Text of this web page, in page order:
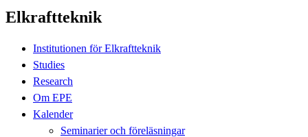
Elkraftteknik
Institutionen för Elkraftteknik
Studies
Research
Om EPE
Kalender
Seminarier och föreläsningar